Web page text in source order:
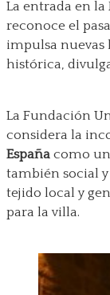
La entrada en la
reconoce el
impulsa nuevas
histórica,
La Fundación
considera la
España como
también social
tejido local y
para la villa.